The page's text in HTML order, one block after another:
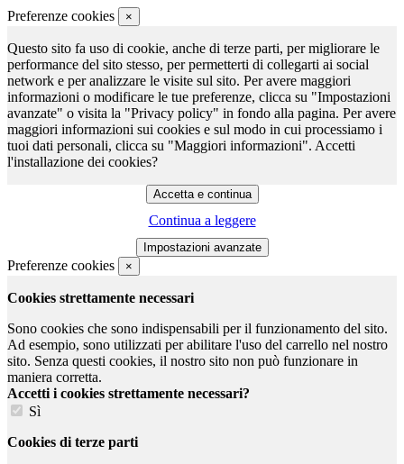
Preferenze cookies ×
Questo sito fa uso di cookie, anche di terze parti, per migliorare le
performance del sito stesso, per permetterti di collegarti ai social
network e per analizzare le visite sul sito. Per avere maggiori
informazioni o modificare le tue preferenze, clicca su "Impostazioni
avanzate" o visita la "Privacy policy" in fondo alla pagina. Per avere
maggiori informazioni sui cookies e sul modo in cui processiamo i
tuoi dati personali, clicca su "Maggiori informazioni". Accetti
l'installazione dei cookies?
Continua a leggere
Preferenze cookies ×
Cookies strettamente necessari
Sono cookies che sono indispensabili per il funzionamento del sito.
Ad esempio, sono utilizzati per abilitare l'uso del carrello nel nostro
sito. Senza questi cookies, il nostro sito non può funzionare in
maniera corretta.
Accetti i cookies strettamente necessari?
Sì
Cookies di terze parti